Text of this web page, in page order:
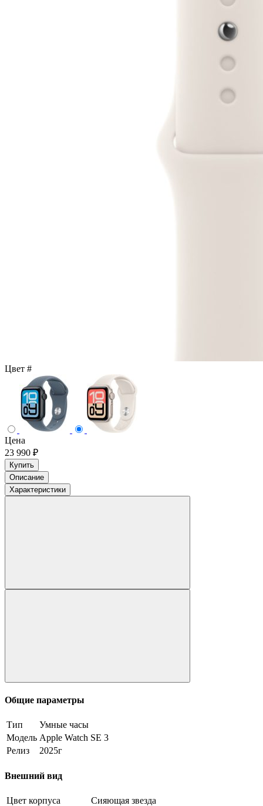
Цвет #
Цена
23 990 ₽
Купить
Описание
Характеристики
Общие параметры
Тип
Умные часы
Модель Apple Watch SE 3
Релиз
2025г
Внешний вид
Цвет корпуса
Сияющая звезда